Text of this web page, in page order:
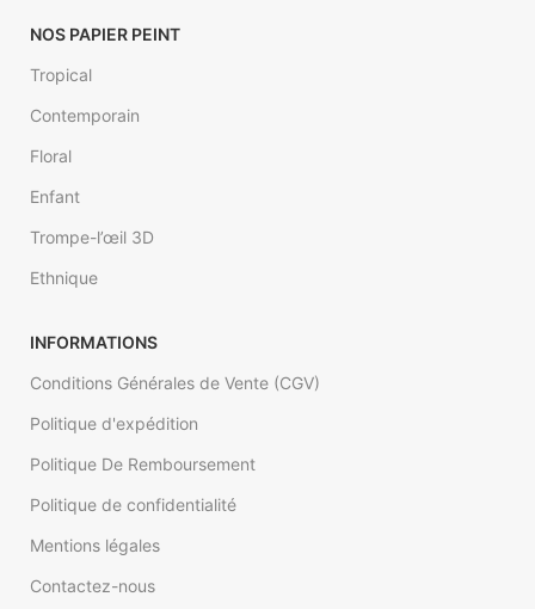
NOS PAPIER PEINT
Tropical
Contemporain
Floral
Enfant
Trompe-l’œil 3D
Ethnique
INFORMATIONS
Conditions Générales de Vente (CGV)
Politique d'expédition
Politique De Remboursement
Politique de confidentialité
Mentions légales
Contactez-nous